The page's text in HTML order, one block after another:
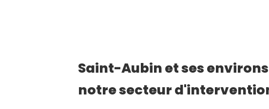
Saint-Aubin et ses environs
notre secteur